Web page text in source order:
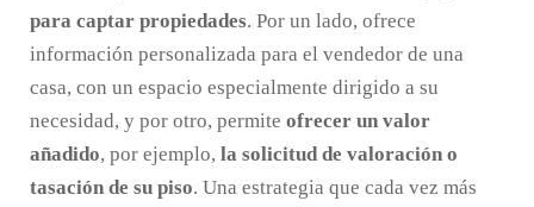
para captar propiedades. Por un lado, ofrece
información personalizada para el vendedor de una
casa, con un espacio especialmente dirigido a su
necesidad, y por otro, permite ofrecer un valor
añadido, por ejemplo, la solicitud de valoración o
tasación de su piso. Una estrategia que cada vez más